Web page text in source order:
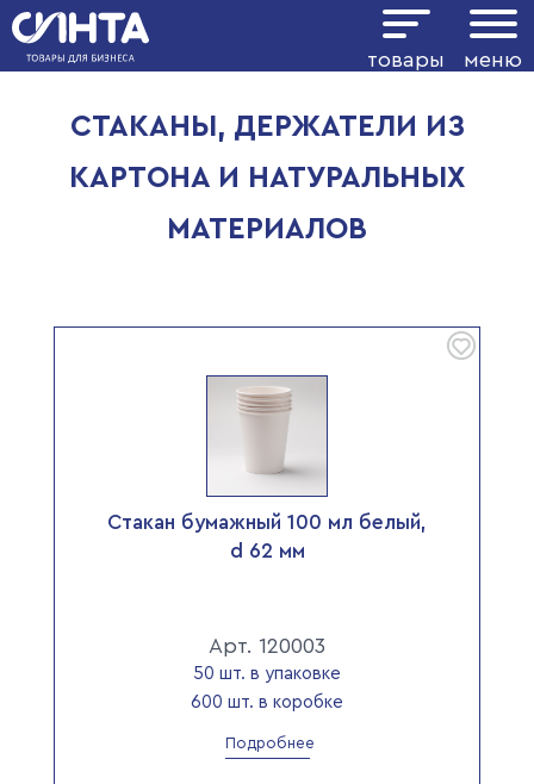
товары меню
Показать фильтр
СТАКАНЫ, ДЕРЖАТЕЛИ ИЗ
КАРТОНА И НАТУРАЛЬНЫХ
МАТЕРИАЛОВ
Стакан бумажный 100 мл белый,
d 62 мм
Арт. 120003
50 шт. в упаковке
600 шт. в коробке
Подробнее